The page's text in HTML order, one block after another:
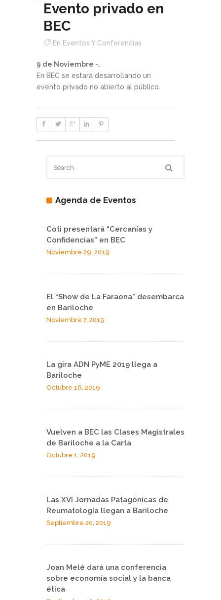
Evento privado en
BEC
En Eventos Y Conferencias
9 de Noviembre -.
En BEC se estará desarrollando un
evento privado no abierto al público.
Agenda de Eventos
Coti presentará “Cercanías y
Confidencias” en BEC
Noviembre 29, 2019
El “Show de La Faraona” desembarca
en Bariloche
Noviembre 7, 2019
La gira ADN PyME 2019 llega a
Bariloche
Octubre 16, 2019
Vuelven a BEC las Clases Magistrales
de Bariloche a la Carta
Octubre 1, 2019
Las XVI Jornadas Patagónicas de
Reumatología llegan a Bariloche
Septiembre 20, 2019
Joan Melé dará una conferencia
sobre economía social y la banca
ética